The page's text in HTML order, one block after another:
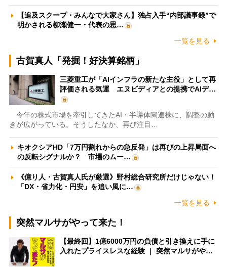
【追及スクープ・みんなで大家さん】独占入手“内部議事録”で
明かされる柳瀬健一・代表の思…
一覧を見る
古賀真人「発掘！好決算銘柄」
三菱重工が「AIインフラの新たな主役」として再
評価される気運 エヌビディアとの提携でAIデ…
今年の株式市場を牽引してきたAI・半導体関連株に、調整の動
きが広がっている。そうしたなか、再び注目…
キオクシアHD「7万円割れからの急反発」は再びの上昇局面へ
の反転シグナルか？ 市場のムー…
《億り人・古賀真人氏が厳選》野村総合研究所だけじゃない！
「DX・省力化・円安」を追い風に…
一覧を見る
突然マルサがやって来た！
【最終回】1億6000万円の負債と引き換えに手に
入れたプライスレスな経験 ｜ 突然マルサがや…